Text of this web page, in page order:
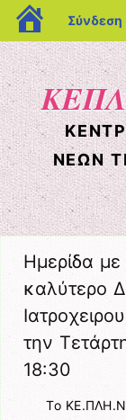
blogs.sch.gr
Σύνδεση
ΝΈΩΝ
Μετάβαση στο
Ημερίδα με
καλύτερο
την
18:30
Το